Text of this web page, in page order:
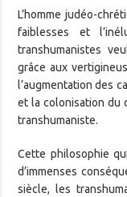
L’homme judéo-
faiblesses et
transhumanistes
grâce aux
l’augmentation des
et la colonisation du
transhumaniste.
Cette philosophie
d’immenses
siècle, les